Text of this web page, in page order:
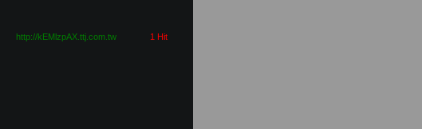
http://kEMlzpAX.ttj.com.tw 1 Hit